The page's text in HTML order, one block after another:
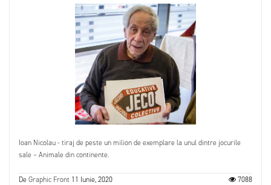
Ioan Nicolau - tiraj de peste un milion de exemplare la unul dintre jocurile
sale – Animale din continente.
DeGraphic Front 11 Iunie, 2020 7088